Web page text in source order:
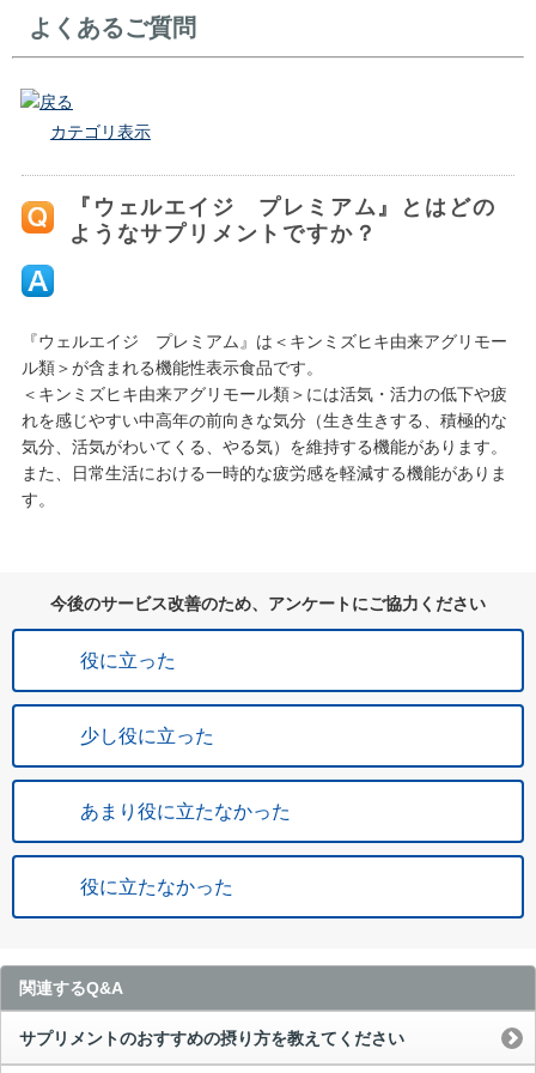
よくあるご質問
戻る
カテゴリ表示
『ウェルエイジ プレミアム』とはどの
ようなサプリメントですか？
『ウェルエイジ プレミアム』は＜キンミズヒキ由来アグリモー
ル類＞が含まれる機能性表示食品です。
＜キンミズヒキ由来アグリモール類＞には活気・活力の低下や疲
れを感じやすい中高年の前向きな気分（生き生きする、積極的な
気分、活気がわいてくる、やる気）を維持する機能があります。
また、日常生活における一時的な疲労感を軽減する機能がありま
す。
今後のサービス改善のため、アンケートにご協力ください
役に立った
少し役に立った
あまり役に立たなかった
役に立たなかった
関連するQ&A
サプリメントのおすすめの摂り方を教えてください